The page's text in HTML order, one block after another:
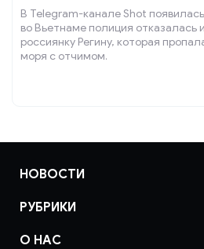
В Telegram-канале Shot
во Вьетнаме полиция
россиянку Регину, которая
моря с отчимом.
НОВОСТИ
РУБРИКИ
О НАС